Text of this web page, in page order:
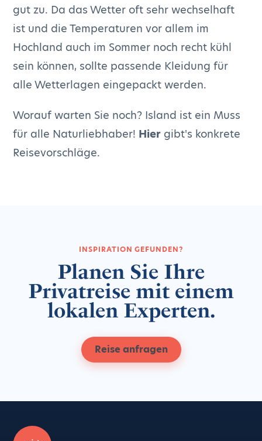
gut zu. Da das Wetter oft sehr wechselhaft
ist und die Temperaturen vor allem im
Hochland auch im Sommer noch recht kühl
sein können, sollte passende Kleidung für
alle Wetterlagen eingepackt werden.
Worauf warten Sie noch? Island ist ein Muss
für alle Naturliebhaber! Hier gibt's konkrete
Reisevorschläge.
INSPIRATION GEFUNDEN?
Planen Sie Ihre
Privatreise mit einem
lokalen Experten.
Reise anfragen